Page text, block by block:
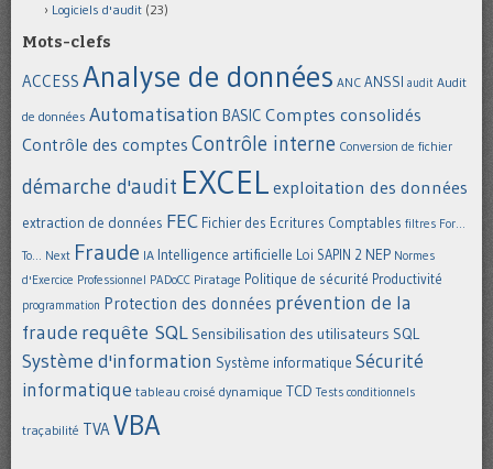
Logiciels d'audit (23)
Mots-clefs
ACCESS Analyse de données ANC ANSSI audit Audit
de données Automatisation BASIC Comptes consolidés
Contrôle des comptes Contrôle interne Conversion de fichier
démarche d'audit EXCEL exploitation des données
extraction de données FEC Fichier des Ecritures Comptables filtres For...
To... Next Fraude IA Intelligence artificielle Loi SAPIN 2 NEP Normes
d'Exercice Professionnel PADoCC Piratage Politique de sécurité Productivité
programmation Protection des données prévention de la
fraude requête SQL Sensibilisation des utilisateurs SQL
Système d'information Système informatique Sécurité
informatique tableau croisé dynamique TCD Tests conditionnels
traçabilité TVAVBA